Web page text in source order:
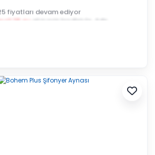
18 ayalışveriş kredisiyle öde